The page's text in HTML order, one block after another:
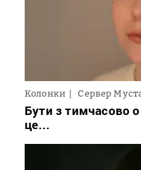
Колонки Сервер
Бути з тимчасово
це…